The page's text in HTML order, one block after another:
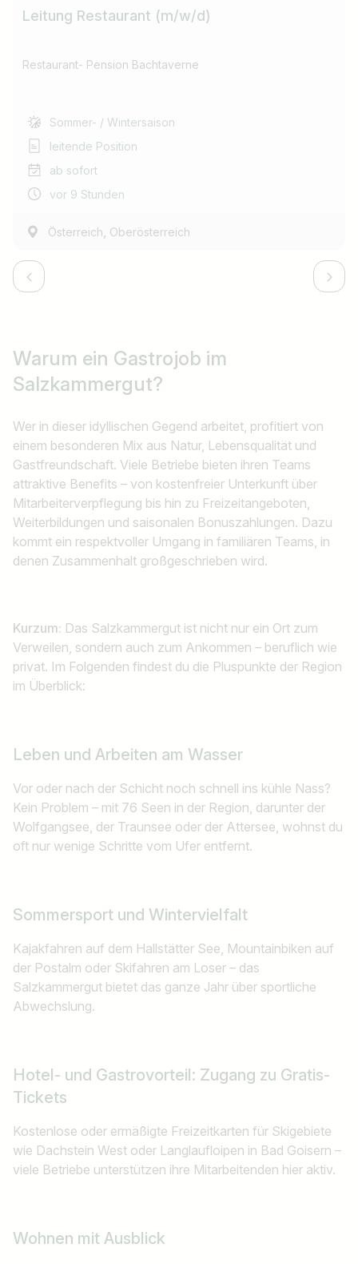
Leitung Restaurant (m/w/d)
Restaurant- Pension Bachtaverne
Sommer- / Wintersaison
leitende Position
ab sofort
vor 9 Stunden
Österreich, Oberösterreich
Warum ein Gastrojob im
Salzkammergut?
Wer in dieser idyllischen Gegend arbeitet, profitiert von
einem besonderen Mix aus Natur, Lebensqualität und
Gastfreundschaft. Viele Betriebe bieten ihren Teams
attraktive Benefits – von kostenfreier Unterkunft über
Mitarbeiterverpflegung bis hin zu Freizeitangeboten,
Weiterbildungen und saisonalen Bonuszahlungen. Dazu
kommt ein respektvoller Umgang in familiären Teams, in
denen Zusammenhalt großgeschrieben wird.
Kurzum: Das Salzkammergut ist nicht nur ein Ort zum
Verweilen, sondern auch zum Ankommen – beruflich wie
privat. Im Folgenden findest du die Pluspunkte der Region
im Überblick:
Leben und Arbeiten am Wasser
Vor oder nach der Schicht noch schnell ins kühle Nass?
Kein Problem – mit 76 Seen in der Region, darunter der
Wolfgangsee, der Traunsee oder der Attersee, wohnst du
oft nur wenige Schritte vom Ufer entfernt.
Sommersport und Wintervielfalt
Kajakfahren auf dem Hallstätter See, Mountainbiken auf
der Postalm oder Skifahren am Loser – das
Salzkammergut bietet das ganze Jahr über sportliche
Abwechslung.
Hotel- und Gastrovorteil: Zugang zu Gratis-
Tickets
Kostenlose oder ermäßigte Freizeitkarten für Skigebiete
wie Dachstein West oder Langlaufloipen in Bad Goisern –
viele Betriebe unterstützen ihre Mitarbeitenden hier aktiv.
Wohnen mit Ausblick